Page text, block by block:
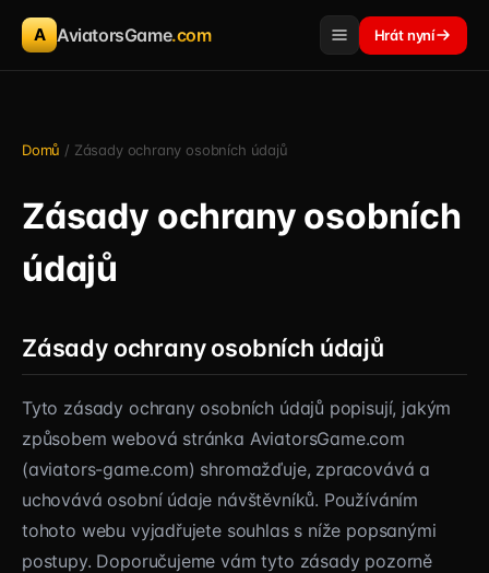
A AviatorsGame.com Hrát nyní
Domů / Zásady ochrany osobních údajů
Zásady ochrany osobních
údajů
Zásady ochrany osobních údajů
Tyto zásady ochrany osobních údajů popisují, jakým
způsobem webová stránka AviatorsGame.com
(aviators-game.com) shromažďuje, zpracovává a
uchovává osobní údaje návštěvníků. Používáním
tohoto webu vyjadřujete souhlas s níže popsanými
postupy. Doporučujeme vám tyto zásady pozorně